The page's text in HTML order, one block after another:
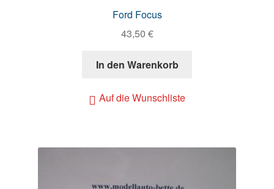
Ford Focus
43,50 €
In den Warenkorb
Auf die Wunschliste